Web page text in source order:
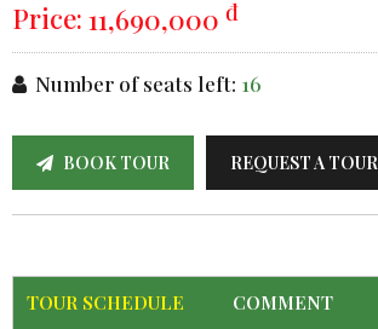
Price: 11,690,000 đ
Number of seats left: 16
BOOK TOUR REQUEST A TOUR
TOUR SCHEDULE COMMENT